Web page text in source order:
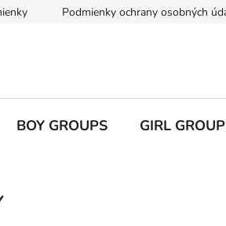
Podmienky ochrany osobných
BOY GROUPS GIRL